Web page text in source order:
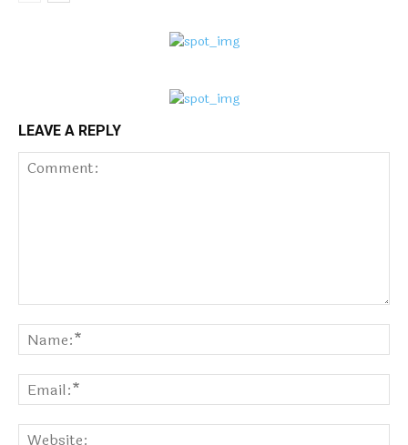
LEAVE A REPLY